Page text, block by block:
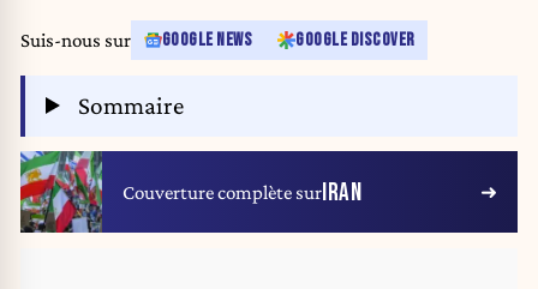
dozens of meters before exploding, is all Israel needs to achieve its first war
goal: blocking Teheran's construction of an atomic bomb. (Photo by Jose
Luis Magana / AFP)
Suis-nous sur GOOGLE NEWS GOOGLE DISCOVER
Sommaire
Couverture complète surIRAN